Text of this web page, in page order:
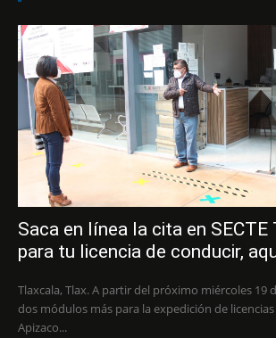
Saca en línea la cita en
para tu licencia de conducir,
Tlaxcala, Tlax. A partir del próximo miércoles 19
dos módulos más para la expedición de
Apizaco...